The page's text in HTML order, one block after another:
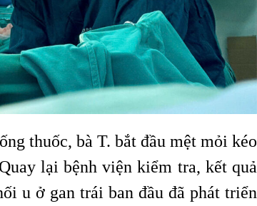
thuốc, bà T. bắt đầu mệt mỏi kéo
lại bệnh viện kiểm tra, kết quả
u ở gan trái ban đầu đã phát triển